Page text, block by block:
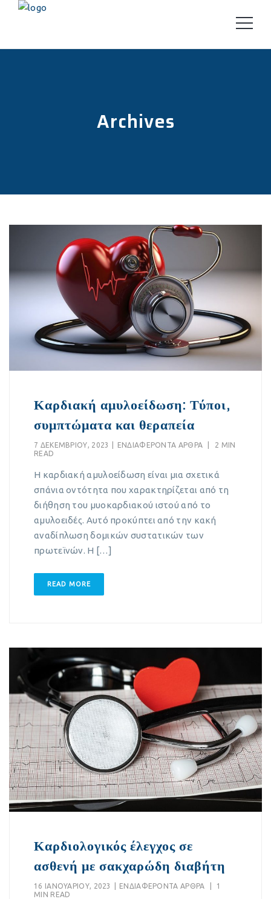
Archives
Καρδιακή αμυλοείδωση: Τύποι,
συμπτώματα και θεραπεία
7 ΔΕΚΕΜΒΡΊΟΥ, 2023 EΝΔΙΑΦΈΡΟΝΤΑ ΆΡΘΡΑ
2 MIN
READ
Η καρδιακή αμυλοείδωση είναι μια σχετικά
σπάνια οντότητα που χαρακτηρίζεται από τη
διήθηση του μυοκαρδιακού ιστού από το
αμυλοειδές. Αυτό προκύπτει από την κακή
αναδίπλωση δομικών συστατικών των
πρωτεϊνών. Η […]
READ MORE
Καρδιολογικός έλεγχος σε
ασθενή με σακχαρώδη διαβήτη
16 ΙΑΝΟΥΑΡΊΟΥ, 2023 EΝΔΙΑΦΈΡΟΝΤΑ ΆΡΘΡΑ
1
MIN READ